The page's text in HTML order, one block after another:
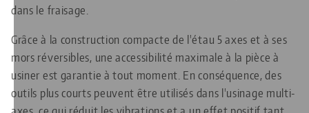
dans le fraisage.
Grâce à la construction compacte de l'étau 5 axes et à ses
mors réversibles, une accessibilité maximale à la pièce à
usiner est garantie à tout moment. En conséquence, des
outils plus courts peuvent être utilisés dans l'usinage multi-